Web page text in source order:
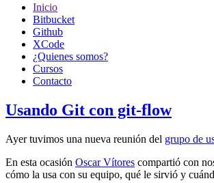
Inicio
Bitbucket
Github
XCode
¿Quienes somos?
Cursos
Contacto
Usando Git con git-flow
Ayer tuvimos una nueva reunión del grupo de
En esta ocasión Oscar Vítores compartió con
cómo la usa con su equipo, qué le sirvió y